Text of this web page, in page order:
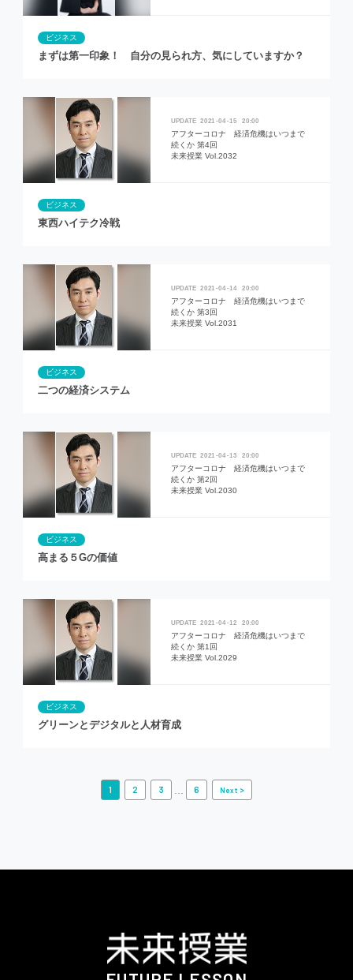
ビジネス
まずは第一印象！ 自分の見られ方、気にしていますか？
2021 04 15 20:00
アフターコロナ 経済危機はいつまで
続くか 第4回
未来授業 Vol.2032
ビジネス
東西ハイテク冷戦
2021 04 14 20:00
アフターコロナ 経済危機はいつまで
続くか 第3回
未来授業 Vol.2031
ビジネス
二つの経済システム
2021 04 13 20:00
アフターコロナ 経済危機はいつまで
続くか 第2回
未来授業 Vol.2030
ビジネス
高まる５Gの価値
2021 04 12 20:00
アフターコロナ 経済危機はいつまで
続くか 第1回
未来授業 Vol.2029
ビジネス
グリーンとデジタルと人材育成
1 2 3 6 Next >